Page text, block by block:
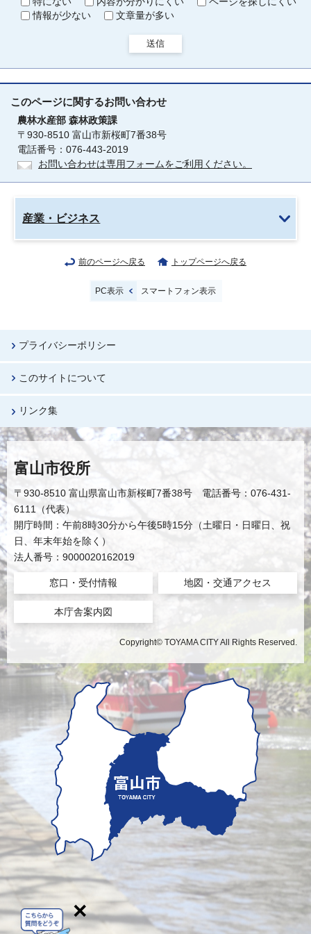
情報が少ない
文章量が多い
送信
このページに関するお問い合わせ
農林水産部 森林政策課
〒930-8510 富山市新桜町7番38号
電話番号：076-443-2019
お問い合わせは専用フォームをご利用ください。
産業・ビジネス
前のページへ戻る トップページへ戻る
PC表示 スマートフォン表示
プライバシーポリシー
このサイトについて
リンク集
富山市役所
〒930-8510 富山県富山市新桜町7番38号 電話番号：076-431-
6111（代表）
開庁時間：午前8時30分から午後5時15分（土曜日・日曜日、祝
日、年末年始を除く）
法人番号：9000020162019
窓口・受付情報 地図・交通アクセス
本庁舎案内図
Copyright© TOYAMA CITY All Rights Reserved.
×